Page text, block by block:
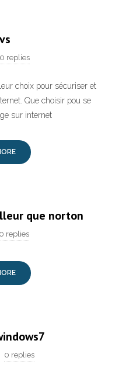
0 replies
choix pour sécuriser et
Que choisir pou se
sur internet
que norton
0 replies
0 replies